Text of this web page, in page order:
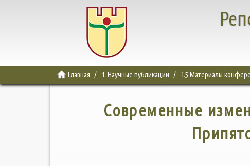
Главная 1. Научные публикации 1.5 Материалы
Современные